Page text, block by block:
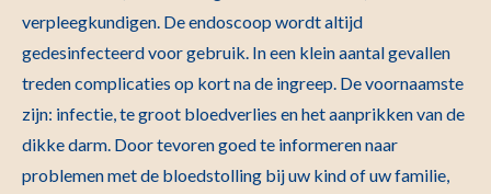
verpleegkundigen. De endoscoop wordt altijd
gedesinfecteerd voor gebruik. In een klein aantal gevallen
treden complicaties op kort na de ingreep. De voornaamste
zijn: infectie, te groot bloedverlies en het aanprikken van de
dikke darm. Door tevoren goed te informeren naar
problemen met de bloedstolling bij uw kind of uw familie,